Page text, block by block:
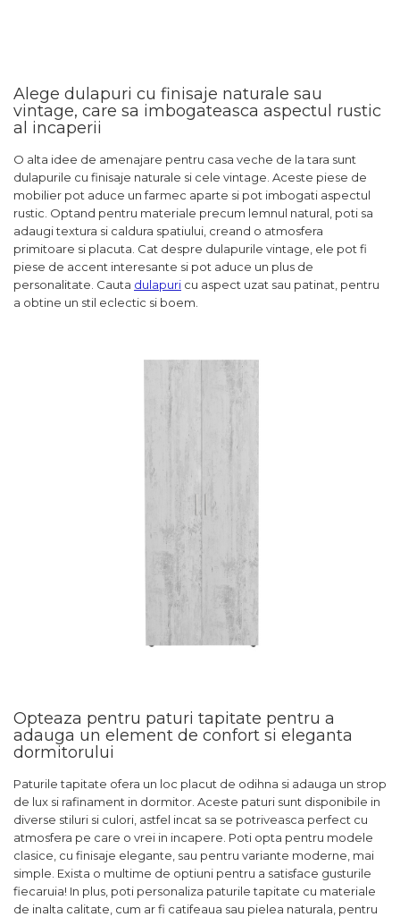
Alege dulapuri cu finisaje naturale sau
vintage, care sa imbogateasca aspectul rustic
al incaperii
O alta idee de amenajare pentru casa veche de la tara sunt
dulapurile cu finisaje naturale si cele vintage. Aceste piese de
mobilier pot aduce un farmec aparte si pot imbogati aspectul
rustic. Optand pentru materiale precum lemnul natural, poti sa
adaugi textura si caldura spatiului, creand o atmosfera
primitoare si placuta. Cat despre dulapurile vintage, ele pot fi
piese de accent interesante si pot aduce un plus de
personalitate. Cauta dulapuri cu aspect uzat sau patinat, pentru
a obtine un stil eclectic si boem.
Opteaza pentru paturi tapitate pentru a
adauga un element de confort si eleganta
dormitorului
Paturile tapitate ofera un loc placut de odihna si adauga un strop
de lux si rafinament in dormitor. Aceste paturi sunt disponibile in
diverse stiluri si culori, astfel incat sa se potriveasca perfect cu
atmosfera pe care o vrei in incapere. Poti opta pentru modele
clasice, cu finisaje elegante, sau pentru variante moderne, mai
simple. Exista o multime de optiuni pentru a satisface gusturile
fiecaruia! In plus, poti personaliza paturile tapitate cu materiale
de inalta calitate, cum ar fi catifeaua sau pielea naturala, pentru